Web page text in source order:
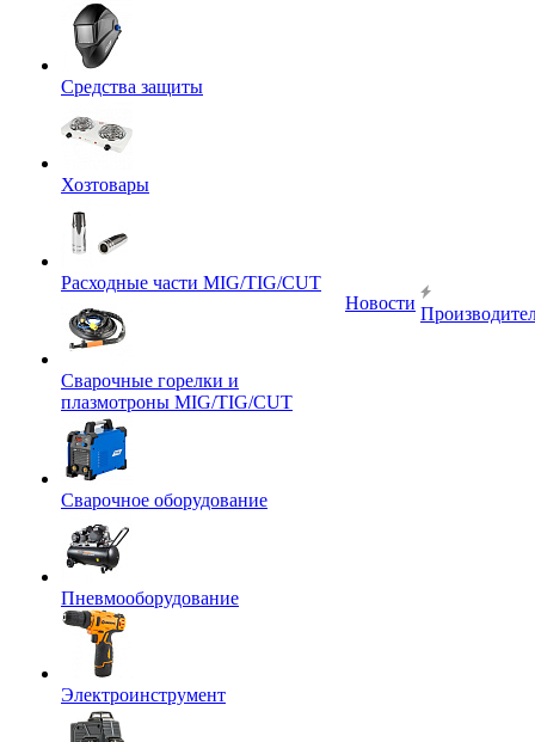
Средства защиты
Хозтовары
Расходные части MIG/TIG/CUT
Сварочные горелки и
плазмотроны MIG/TIG/CUT
Сварочное оборудование
Пневмооборудование
Электроинструмент
Новости